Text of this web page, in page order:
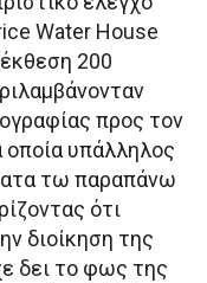
Water House
200
προς τον
υπάλληλος
τω παραπάνω
ότι
διοίκηση της
δει το φως της